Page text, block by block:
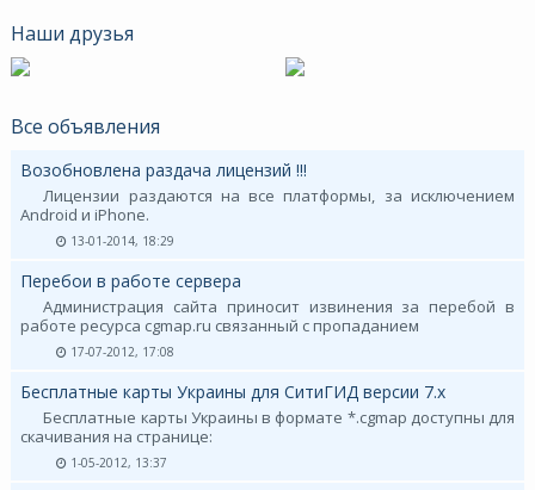
Наши друзья
Все объявления
Возобновлена раздача лицензий !!!
Лицензии раздаются на все платформы, за исключением
Android и iPhone.
13-01-2014, 18:29
Перебои в работе сервера
Администрация сайта приносит извинения за перебой в
работе ресурса cgmap.ru связанный с пропаданием
17-07-2012, 17:08
Бесплатные карты Украины для СитиГИД версии 7.х
Бесплатные карты Украины в формате *.cgmap доступны для
скачивания на странице:
1-05-2012, 13:37